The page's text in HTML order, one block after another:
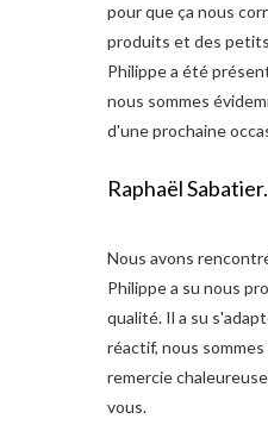
pour que ça nous
produits et des
Philippe a été
nous sommes
d'une prochaine
Raphaël
Nous avons
Philippe a su nous
qualité. Il a su
réactif, nous
remercie
vous.